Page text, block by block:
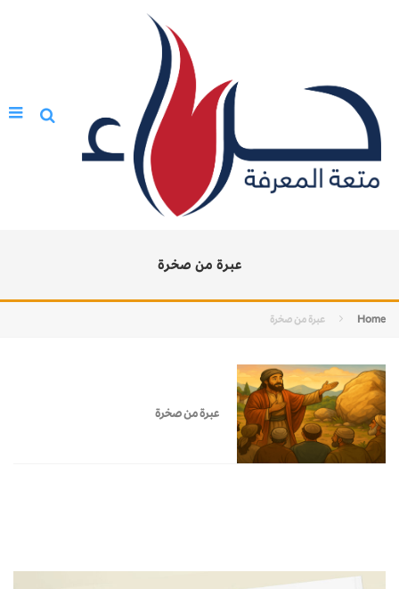
عبرة من صخرة
Home عبرة من صخرة
عبرة من صخرة